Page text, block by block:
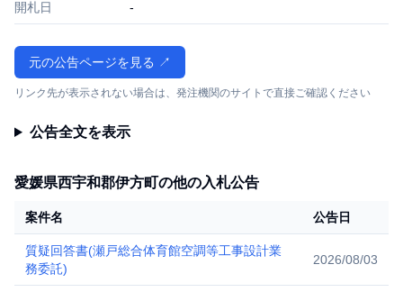
開札日 -
元の公告ページを見る ↗
リンク先が表示されない場合は、発注機関のサイトで直接ご確認ください
公告全文を表示
愛媛県西宇和郡伊方町の他の入札公告
案件名 公告日
質疑回答書(瀬戸総合体育館空調等工事設計業
務委託)
2026/08/03